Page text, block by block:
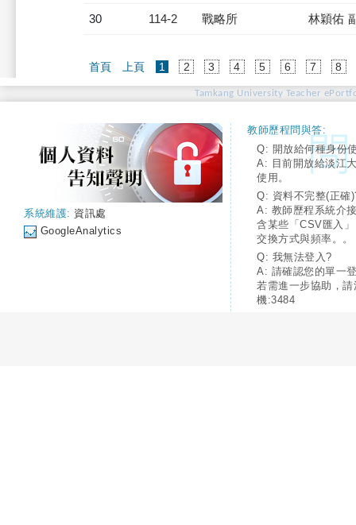
30 114-2 戰略所 林穎佑
首頁 上頁 1 (current)
2 3 4 5 6 7 8
Tamkang University Teacher
系統維護: 資訊處
GoogleAnalytics
教師歷程問與答:
Q: 開放給何種身份
A: 目前開放給淡江
使用。
Q: 資料不完整(正確
A: 教師歷程系統介
含某些「CSV匯入
交換方式與頻率。。
Q: 我無法登入?
A: 請確認您的單一
若需進一步協助，
機:3484